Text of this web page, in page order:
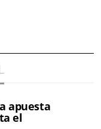
apuesta
el